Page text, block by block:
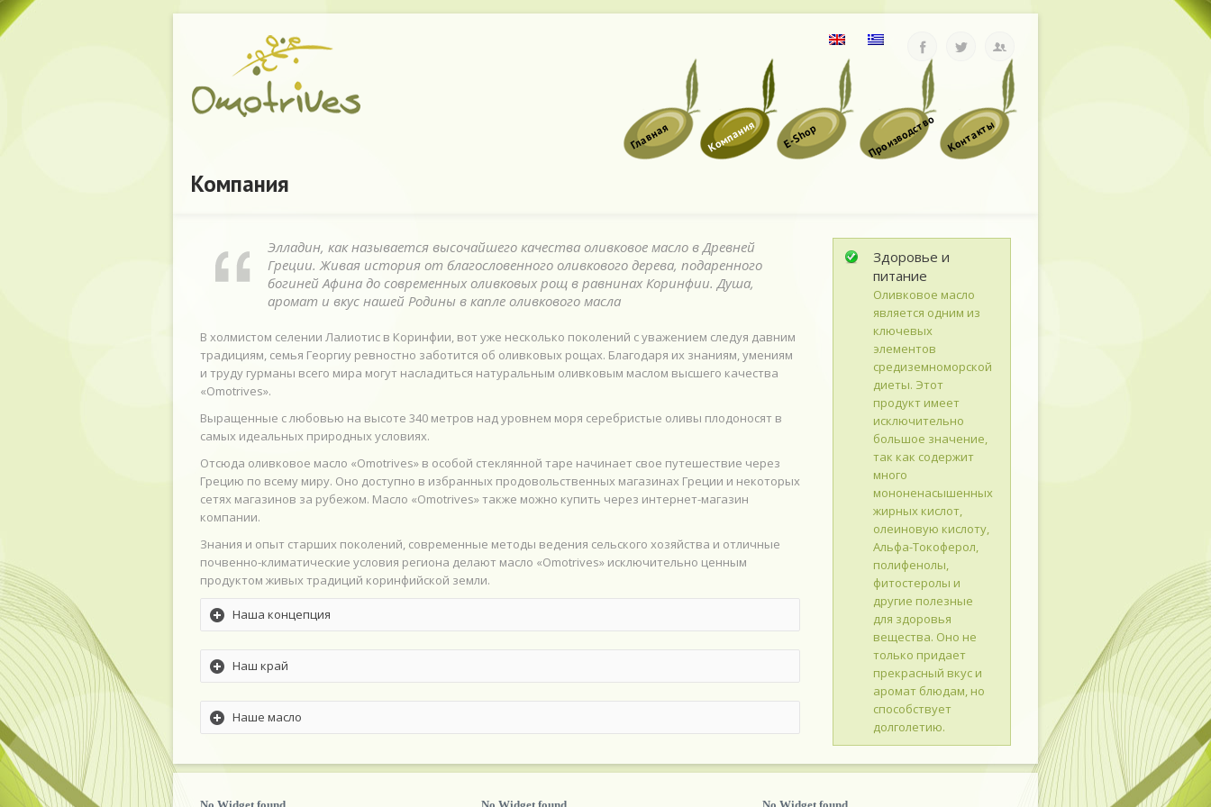
Главная Компания E-Shop Производство Контакты
Компания
Элладин, как называется высочайшего качества оливковое масло в Древней
Греции. Живая история от благословенного оливкового дерева, подаренного
богиней Афина до современных оливковых рощ в равнинах Коринфии. Душа,
аромат и вкус нашей Родины в капле оливкового масла
В холмистом селении Лалиотис в Коринфии, вот уже несколько поколений с уважением следуя давним
традициям, семья Георгиу ревностно заботится об оливковых рощах. Благодаря их знаниям, умениям
и труду гурманы всего мира могут насладиться натуральным оливковым маслом высшего качества
«Omotrives».
Выращенные с любовью на высоте 340 метров над уровнем моря серебристые оливы плодоносят в
самых идеальных природных условиях.
Отсюда оливковое масло «Omotrives» в особой стеклянной таре начинает свое путешествие через
Грецию по всему миру. Оно доступно в избранных продовольственных магазинах Греции и некоторых
сетях магазинов за рубежом. Масло «Omotrives» также можно купить через интернет-магазин
компании.
Знания и опыт старших поколений, современные методы ведения сельского хозяйства и отличные
почвенно-климатические условия региона делают масло «Omotrives» исключительно ценным
продуктом живых традиций коринфийской земли.
Наша концепция
Наш край
Наше масло
Здоровье и
питание
Оливковое масло
является одним из
ключевых
элементов
средиземноморской
диеты. Этот
продукт имеет
исключительно
большое значение,
так как содержит
много
мононенасышенных
жирных кислот,
олеиновую кислоту,
Альфа-Токоферол,
полифенолы,
фитостеролы и
другие полезные
для здоровья
вещества. Оно не
только придает
прекрасный вкус и
аромат блюдам, но
способствует
долголетию.